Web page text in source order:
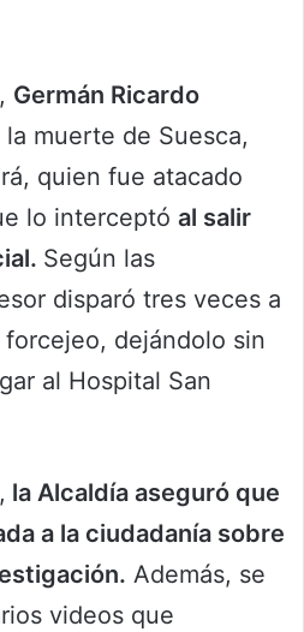
, Germán Ricardo
la muerte de Suesca,
quien fue atacado
lo interceptó al salir
Según las
disparó tres veces a
dejándolo sin
al Hospital San
la Alcaldía aseguró que
a la ciudadanía sobre
Además, se
videos que